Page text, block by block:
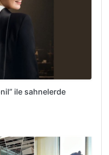
ile sahnelerde